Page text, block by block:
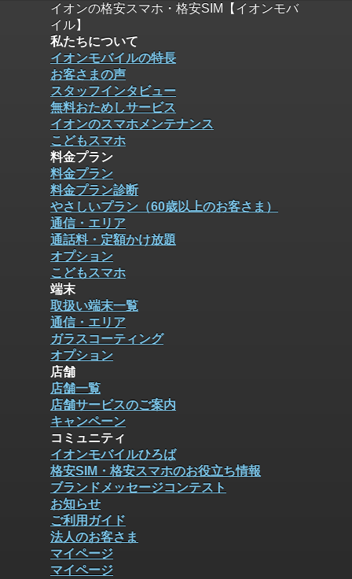
イオンの格安スマホ・格安SIM【イオンモバ
イル】
私たちについて
イオンモバイルの特長
お客さまの声
スタッフインタビュー
無料おためしサービス
イオンのスマホメンテナンス
こどもスマホ
料金プラン
料金プラン
料金プラン診断
やさしいプラン（60歳以上のお客さま）
通信・エリア
通話料・定額かけ放題
オプション
こどもスマホ
端末
取扱い端末一覧
通信・エリア
ガラスコーティング
オプション
店舗
店舗一覧
店舗サービスのご案内
キャンペーン
コミュニティ
イオンモバイルひろば
格安SIM・格安スマホのお役立ち情報
ブランドメッセージコンテスト
お知らせ
ご利用ガイド
法人のお客さま
マイページ
マイページ